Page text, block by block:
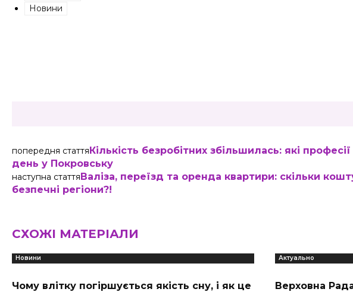
Новини
попередня статтяКількість безробітних збільшилась: які
день у Покровську
наступна статтяВаліза, переїзд та оренда квартири: скільки
безпечні регіони?!
СХОЖІ МАТЕРІАЛИ
Новини
Чому влітку погіршується якість сну, і як це
Актуально
Верховна